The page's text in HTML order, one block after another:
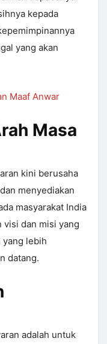
kepada
yang akan
Maaf Anwar
Masa
kini berusaha
menyediakan
masyarakat India
visi dan misi yang
yang lebih
datang.
adalah untuk